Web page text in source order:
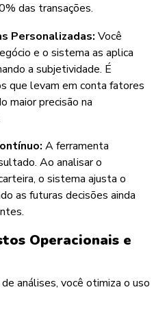
das transações.
Personalizadas: Você
e o sistema as aplica
a subjetividade. É
que levam em conta fatores
maior precisão na
A ferramenta
Ao analisar o
o sistema ajusta o
as futuras decisões ainda
Operacionais e
análises, você otimiza o uso